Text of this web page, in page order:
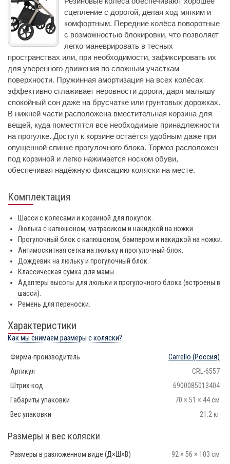
сцепление с дорогой, делая ход мягким и
комфортным. Передние колёса поворотные
с возможностью блокировки, что позволяет
легко маневрировать в тесных
пространствах или, при необходимости, зафиксировать их
для уверенного движения по сложным участкам
поверхности. Пружинная амортизация на всех колёсах
эффективно сглаживает неровности дороги, даря малышу
спокойный сон даже на брусчатке или грунтовых дорожках.
В нижней части расположена вместительная корзина для
вещей, куда поместятся все необходимые принадлежности
на прогулке. Доступ к корзине остаётся удобным даже при
опущенной спинке прогулочного блока. Тормоз расположен
под корзиной и легко нажимается носком обуви,
обеспечивая надёжную фиксацию коляски на месте.
Комплектация
Шасси с колесами и корзиной для покупок.
Люлька с капюшоном, матрасиком и накидкой на ножки.
Прогулочный блок с капюшоном, бампером и накидкой на ножки.
Антимоскитная сетка на люльку и прогулочный блок.
Дождевик на люльку и прогулочный блок.
Классическая сумка для мамы.
Адаптеры высоты для люльки и прогулочного блока (встроены в
шасси).
Ремень для переноски.
Характеристики
Как мы снимаем размеры с коляски?
Фирма-производитель Carrello (Россия)
Артикул
CRL-6557
Штрих-код
6900085013404
Габариты упаковки
70 × 51 × 44 см
Вес упаковки
21.2 кг
Размеры и вес коляски
Размеры в разложенном виде (Д×Ш×В)
92 × 56 × 103 см